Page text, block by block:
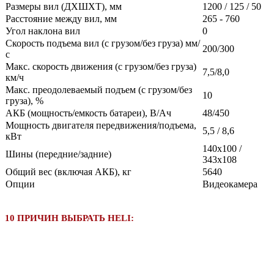
Размеры вил (ДXШXТ), мм
1200 / 125 / 50
Расстояние между вил, мм
265 - 760
Угол наклона вил
0
Скорость подъема вил (с грузом/без груза) мм/
с
200/300
Макс. скорость движения (с грузом/без груза)
км/ч
7,5/8,0
Макс. преодолеваемый подъем (с грузом/без
груза), %
10
АКБ (мощность/емкость батареи), В/Ач
48/450
Мощность двигателя передвижения/подъема,
кВт
5,5 / 8,6
Шины (передние/задние)
140x100 /
343x108
Общий вес (включая АКБ), кг
5640
Опции
Видеокамера
10 ПРИЧИН ВЫБРАТЬ HELI: